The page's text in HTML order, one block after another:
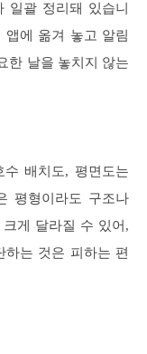
일괄 정리돼 있습니
에 옮겨 놓고 알림
한 날을 놓치지 않는
수 배치도, 평면도는
평형이라도 구조나
게 달라질 수 있어,
하는 것은 피하는 편